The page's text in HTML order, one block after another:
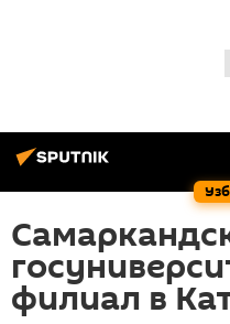
филиал в